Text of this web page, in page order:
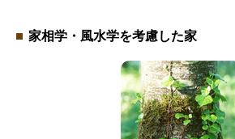
家相学・風水学を考慮した家